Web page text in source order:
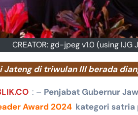
CREATOR: gd-jpeg v1.0 (using IJG
Jateng di triwulan III berada
: – Penjabat Gubernur
Award 2024 kategori satria